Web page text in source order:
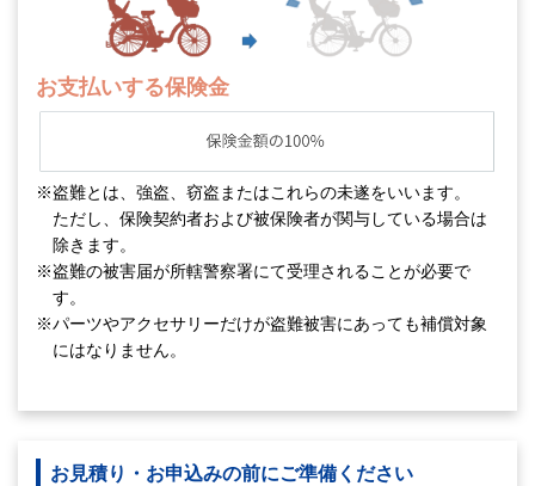
お支払いする保険金
※盗難とは、強盗、窃盗またはこれらの未遂をいいます。
ただし、保険契約者および被保険者が関与している場合は
除きます。
※盗難の被害届が所轄警察署にて受理されることが必要で
す。
※パーツやアクセサリーだけが盗難被害にあっても補償対象
にはなりません。
お見積り・お申込みの前にご準備ください